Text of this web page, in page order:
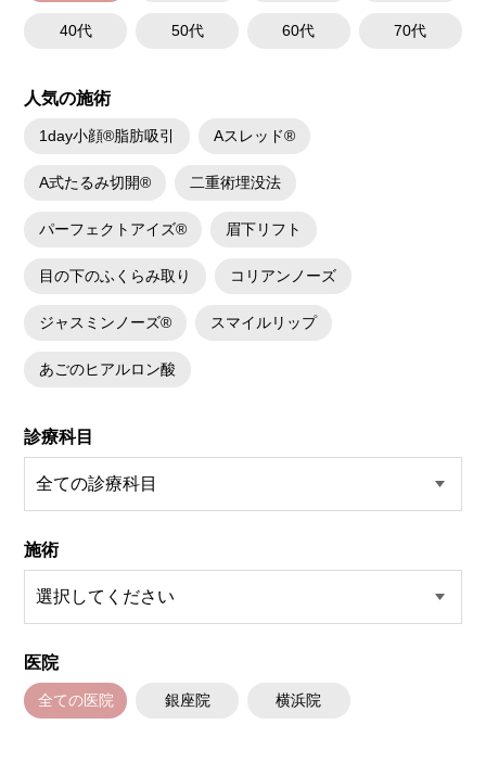
40代 50代 60代 70代
人気の施術
1day小顔®脂肪吸引 Aスレッド®
A式たるみ切開® 二重術埋没法
パーフェクトアイズ® 眉下リフト
目の下のふくらみ取り コリアンノーズ
ジャスミンノーズ® スマイルリップ
あごのヒアルロン酸
診療科目
施術
医院
全ての医院 銀座院 横浜院